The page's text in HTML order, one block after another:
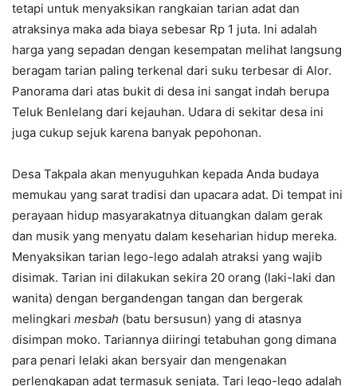
tetapi untuk menyaksikan rangkaian tarian adat dan
atraksinya maka ada biaya sebesar Rp 1 juta. Ini adalah
harga yang sepadan dengan kesempatan melihat langsung
beragam tarian paling terkenal dari suku terbesar di Alor.
Panorama dari atas bukit di desa ini sangat indah berupa
Teluk Benlelang dari kejauhan. Udara di sekitar desa ini
juga cukup sejuk karena banyak pepohonan.
Desa Takpala akan menyuguhkan kepada Anda budaya
memukau yang sarat tradisi dan upacara adat. Di tempat ini
perayaan hidup masyarakatnya dituangkan dalam gerak
dan musik yang menyatu dalam keseharian hidup mereka.
Menyaksikan tarian lego-lego adalah atraksi yang wajib
disimak. Tarian ini dilakukan sekira 20 orang (laki-laki dan
wanita) dengan bergandengan tangan dan bergerak
melingkari mesbah (batu bersusun) yang di atasnya
disimpan moko. Tariannya diiringi tetabuhan gong dimana
para penari lelaki akan bersyair dan mengenakan
perlengkapan adat termasuk senjata. Tari lego-lego adalah